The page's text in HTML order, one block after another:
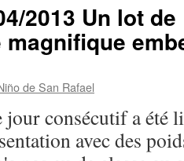
2013 Un lot
magnifique
de San Rafael
jour consécutif a été
avec des